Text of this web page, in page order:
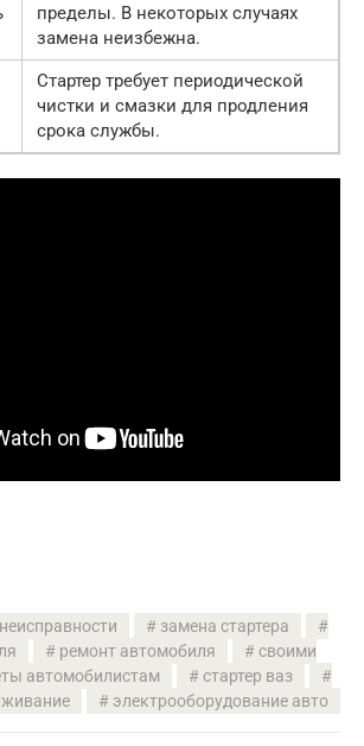
пределы. В некоторых случаях
замена неизбежна.
Стартер требует периодической
чистки и смазки для продления
срока службы.
замена стартера
ремонт автомобиля
своими
автомобилистам
стартер ваз
электрооборудование авто